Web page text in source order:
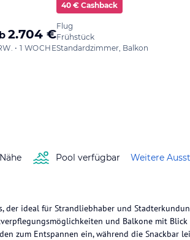
2.704 €
• 1 WOCHE
40 € Cashback
Flug
Frühstück
Standardzimmer, Balkon
Pool verfügbar Weitere
der ideal für Strandliebhaber und
und Balkone mit Blick
zum Entspannen ein, während die Snackbar